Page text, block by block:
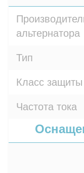
альтернатора
Тип
Класс защиты
Частота тока